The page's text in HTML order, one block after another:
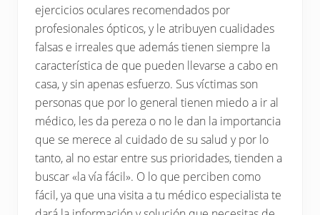
ejercicios oculares recomendados por
profesionales ópticos, y le atribuyen cualidades
falsas e irreales que además tienen siempre la
característica de que pueden llevarse a cabo en
casa, y sin apenas esfuerzo. Sus víctimas son
personas que por lo general tienen miedo a ir al
médico, les da pereza o no le dan la importancia
que se merece al cuidado de su salud y por lo
tanto, al no estar entre sus prioridades, tienden a
buscar «la vía fácil». O lo que perciben como
fácil, ya que una visita a tu médico especialista te